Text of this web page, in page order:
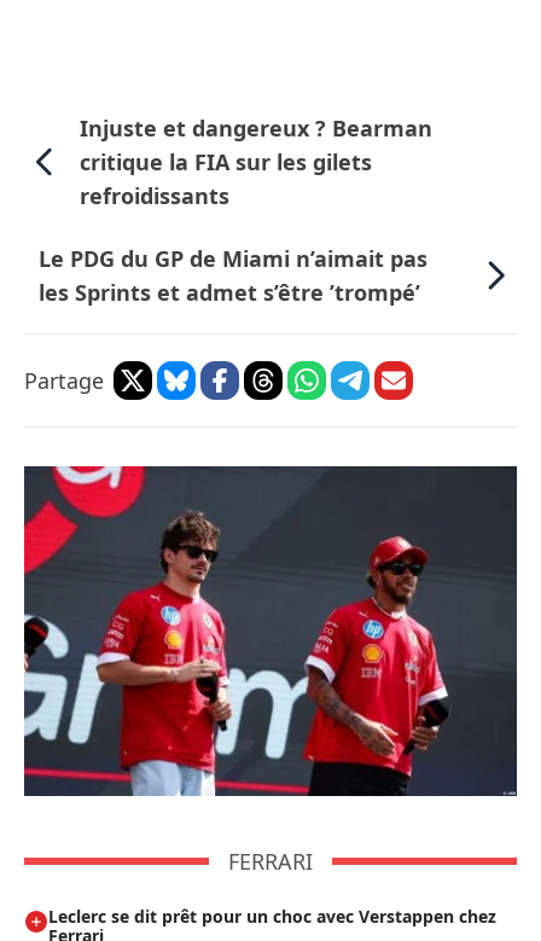
Injuste et dangereux ? Bearman
critique la FIA sur les gilets
refroidissants
Le PDG du GP de Miami n’aimait pas
les Sprints et admet s’être ’trompé’
Partage
FERRARI
Leclerc se dit prêt pour un choc avec Verstappen chez
Ferrari